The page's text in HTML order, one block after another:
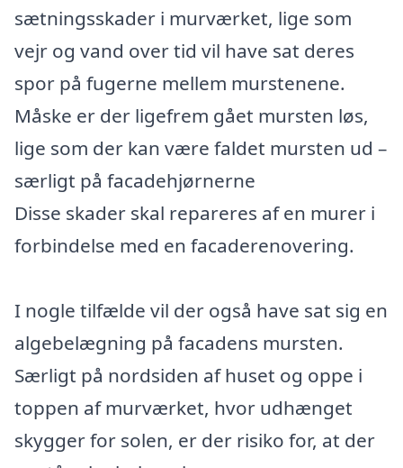
sætningsskader i murværket, lige som
vejr og vand over tid vil have sat deres
spor på fugerne mellem murstenene.
Måske er der ligefrem gået mursten løs,
lige som der kan være faldet mursten ud –
særligt på facadehjørnerne
Disse skader skal repareres af en murer i
forbindelse med en facaderenovering.
I nogle tilfælde vil der også have sat sig en
algebelægning på facadens mursten.
Særligt på nordsiden af huset og oppe i
toppen af murværket, hvor udhænget
skygger for solen, er der risiko for, at der